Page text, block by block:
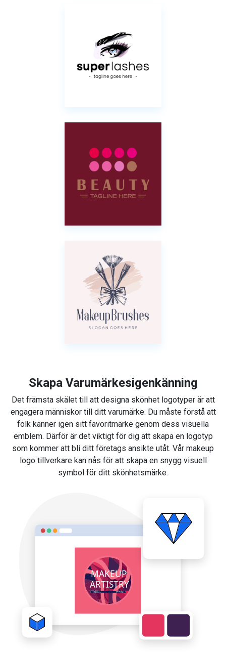
Skapa Varumärkesigenkänning
Det främsta skälet till att designa skönhet logotyper är att
engagera människor till ditt varumärke. Du måste förstå att
folk känner igen sitt favoritmärke genom dess visuella
emblem. Därför är det viktigt för dig att skapa en logotyp
som kommer att bli ditt företags ansikte utåt. Vår makeup
logo tillverkare kan nås för att skapa en snygg visuell
symbol för ditt skönhetsmärke.